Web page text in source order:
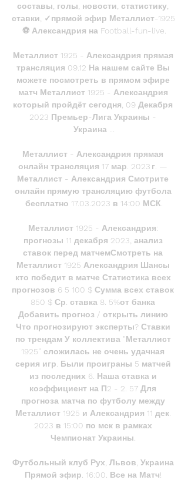
составы, голы, новости, статистику,
ставки, ✓прямой эфир Металлист-1925
⚽ Александрия на Football-fun-live.
Металлист 1925 - Александрия прямая
трансляция 09.12 На нашем сайте Вы
можете посмотреть в прямом эфире
матч Металлист 1925 - Александрия
который пройдёт сегодня, 09 Декабря
2023 Премьер-Лига Украины -
Украина ...
Металлист - Александрия прямая
онлайн трансляция 17 мар. 2023 г. —
Металлист - Александрия Смотрите
онлайн прямую трансляцию футбола
бесплатно 17.03.2023 в 14:00 МСК.
Металлист 1925 - Александрия:
прогнозы 11 декабря 2023, анализ
ставок перед матчемСмотреть на
Металлист 1925 Александрия Шансы
кто победит в матче Статистика всех
прогнозов 6 5 100 $ Сумма всех ставок
850 $ Ср. ставка 8. 5%от банка
Добавить прогноз / открыть линию
Что прогнозируют эксперты? Ставки
по трендам У коллектива "Металлист
1925" сложилась не очень удачная
серия игр. Были проиграны 5 матчей
из последних 6. Наша ставка и
коэффициент на П2 - 2. 57 Для
прогноза матча по футболу между
Металлист 1925 и Александрия 11 дек.
2023 в 15:00 по мск в рамках
Чемпионат Украины.
Футбольный клуб Рух, Львов, Украина
Прямой эфир. 16:00. Все на Матч!